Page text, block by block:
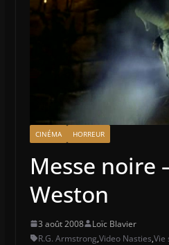
CINÉMA HORREUR
Messe noire
Weston
3 août 2008
Loïc Blavier
R.G. Armstrong,Video Nasties,Vie